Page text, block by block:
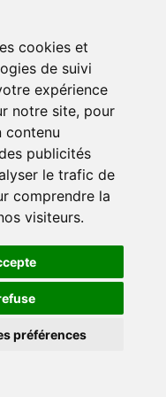
cookies et
de suivi
expérience
notre site, pour
contenu
publicités
le trafic de
comprendre la
visiteurs.
préférences